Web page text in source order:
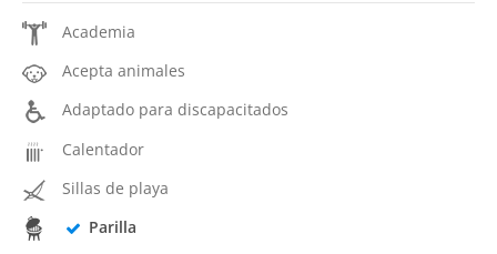
Academia
Acepta animales
Adaptado para discapacitados
Calentador
Sillas de playa
Parilla